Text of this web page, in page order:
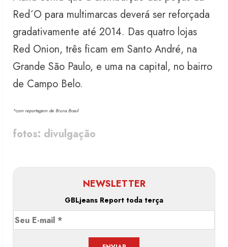
Red´O para multimarcas deverá ser reforçada
gradativamente até 2014. Das quatro lojas
Red Onion, três ficam em Santo André, na
Grande São Paulo, e uma na capital, no bairro
de Campo Belo.
*com reportagem de Bruna Brasil
fotos: divulgação
NEWSLETTER
GBLjeans Report toda terça